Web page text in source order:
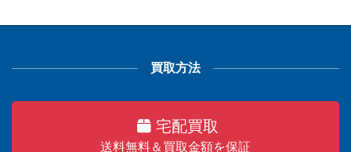
買取方法
宅配買取
送料無料＆買取金額を保証